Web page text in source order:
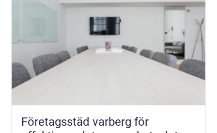
Företagsstäd varberg för